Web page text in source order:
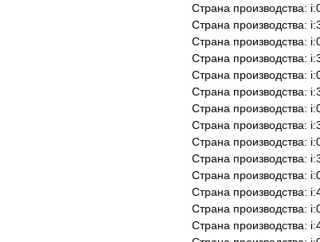
Страна производства:
Страна производства:
Страна производства:
Страна производства:
Страна производства:
Страна производства:
Страна производства:
Страна производства:
Страна производства:
Страна производства:
Страна производства:
Страна производства:
Страна производства:
Страна производства: